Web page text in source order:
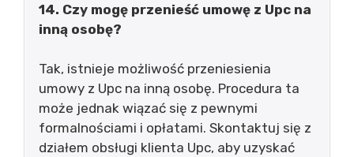
14. Czy mogę przenieść umowę z Upc na
inną osobę?
Tak, istnieje możliwość przeniesienia
umowy z Upc na inną osobę. Procedura ta
może jednak wiązać się z pewnymi
formalnościami i opłatami. Skontaktuj się z
działem obsługi klienta Upc, aby uzyskać